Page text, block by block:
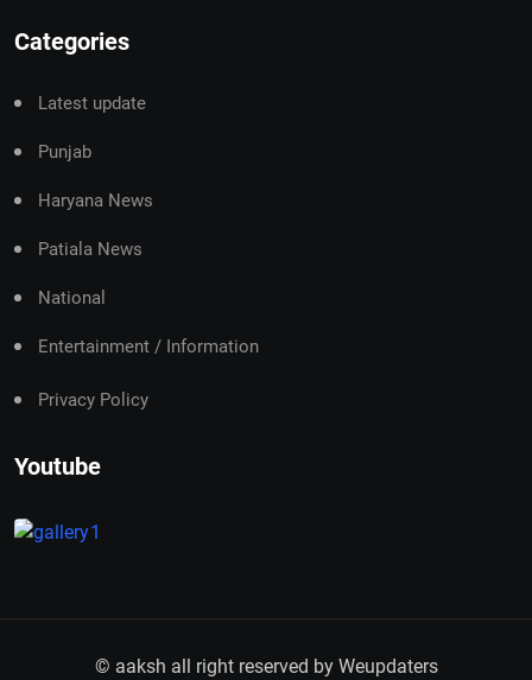
Categories
Latest update
Punjab
Haryana News
Patiala News
National
Entertainment / Information
Privacy Policy
Youtube
© aaksh all right reserved by Weupdaters